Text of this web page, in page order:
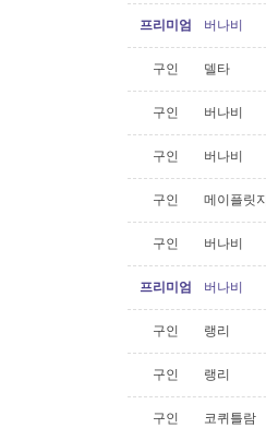
프리미엄 버나비
구인 델타
구인 버나비
구인 버나비
구인 메이플릿지
구인 버나비
프리미엄 버나비
구인 랭리
구인 랭리
구인 코퀴틀람